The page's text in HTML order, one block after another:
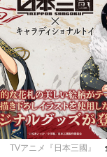
TVアニメ『日本三國』